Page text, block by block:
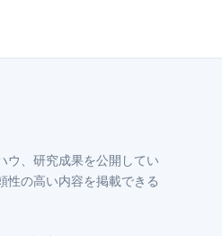
ウ、研究成果を公開してい
性の高い内容を掲載できる